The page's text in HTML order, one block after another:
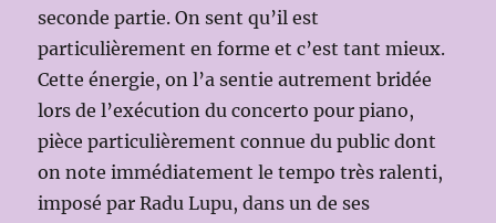
seconde partie. On sent qu’il est
particulièrement en forme et c’est tant mieux.
Cette énergie, on l’a sentie autrement bridée
lors de l’exécution du concerto pour piano,
pièce particulièrement connue du public dont
on note immédiatement le tempo très ralenti,
imposé par Radu Lupu, dans un de ses